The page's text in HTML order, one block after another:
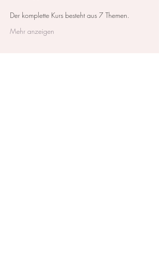
Der komplette Kurs besteht aus 7 Themen. ​
Mehr anzeigen